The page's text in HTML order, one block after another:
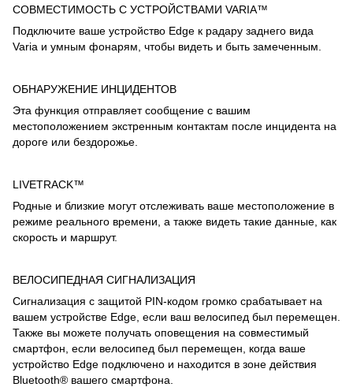
СОВМЕСТИМОСТЬ С УСТРОЙСТВАМИ VARIA™
Подключите ваше устройство Edge к радару заднего вида
Varia и умным фонарям, чтобы видеть и быть замеченным.
ОБНАРУЖЕНИЕ ИНЦИДЕНТОВ
Эта функция отправляет сообщение с вашим
местоположением экстренным контактам после инцидента на
дороге или бездорожье.
LIVETRACK™
Родные и близкие могут отслеживать ваше местоположение в
режиме реального времени, а также видеть такие данные, как
скорость и маршрут.
ВЕЛОСИПЕДНАЯ СИГНАЛИЗАЦИЯ
Сигнализация с защитой PIN-кодом громко срабатывает на
вашем устройстве Edge, если ваш велосипед был перемещен.
Также вы можете получать оповещения на совместимый
смартфон, если велосипед был перемещен, когда ваше
устройство Edge подключено и находится в зоне действия
Bluetooth® вашего смартфона.